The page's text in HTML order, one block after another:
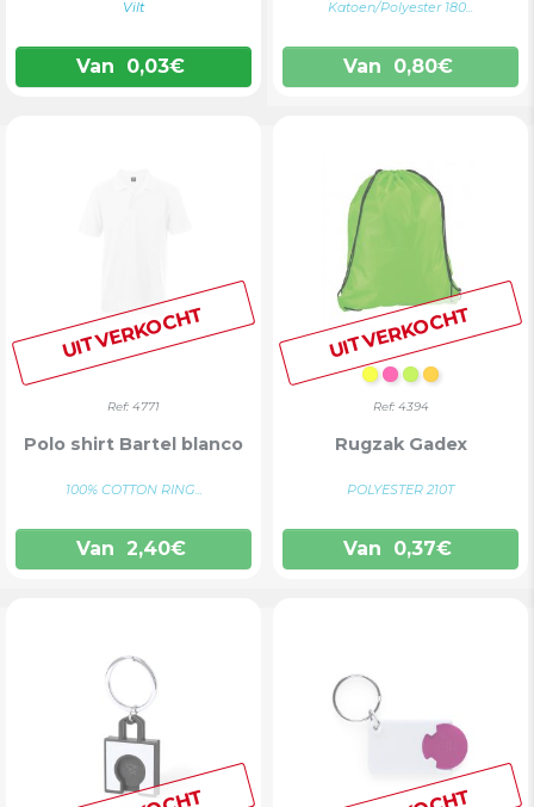
Vilt
Van 0,03€
Katoen/Polyester 180...
Van 0,80€
UITVERKOCHT
Ref: 4771
Polo shirt Bartel blanco
100% COTTON RING...
Van 2,40€
UITVERKOCHT
FLUO GEEL
FLUO
FLUOR
FLUOR
Ref: 4394
Rugzak Gadex
POLYESTER 210T
Van 0,37€